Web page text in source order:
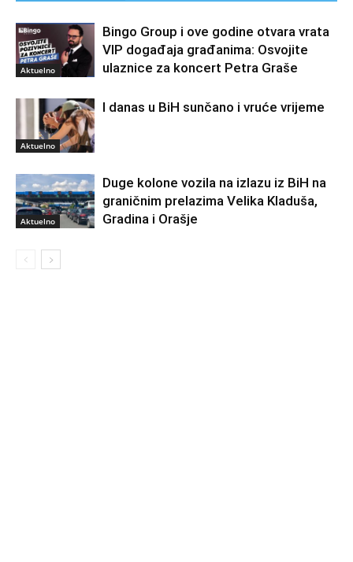
Aktuelno
Bingo Group i ove godine otvara vrata
VIP događaja građanima: Osvojite
ulaznice za koncert Petra Graše
Aktuelno
I danas u BiH sunčano i vruće vrijeme
Aktuelno
Duge kolone vozila na izlazu iz BiH na
graničnim prelazima Velika Kladuša,
Gradina i Orašje